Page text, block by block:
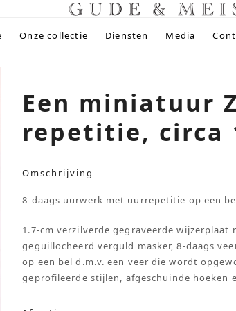
Onze collectie Diensten Media
Een miniatuur
repetitie, circa
Omschrijving
8-daags uurwerk met uurrepetitie op een
1.7-cm verzilverde gegraveerde wijzerplaat
geguillocheerd verguld masker, 8-daags
op een bel d.m.v. een veer die wordt
geprofileerde stijlen, afgeschuinde hoeken